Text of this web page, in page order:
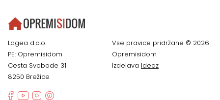
Lagea d.o.o.
PE: Opremisidom
Cesta Svobode 31
8250 Brežice
Vse pravice pridržane © 2026
Opremisidom
Izdelava Ideaz